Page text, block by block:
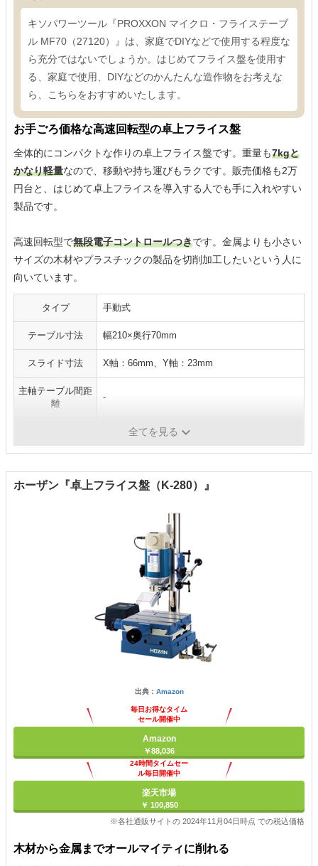
キソパワーツール『PROXXON マイクロ・フライステーブ
ル MF70（27120）』は、家庭でDIYなどで使用する程度な
ら充分ではないでしょうか。はじめてフライス盤を使用す
る、家庭で使用、DIYなどのかんたんな造作物をお考えな
ら、こちらをおすすめいたします。
お手ごろ価格な高速回転型の卓上フライス盤
全体的にコンパクトな作りの卓上フライス盤です。重量も7kgと
かなり軽量なので、移動や持ち運びもラクです。販売価格も2万
円台と、はじめて卓上フライスを導入する人でも手に入れやすい
製品です。
高速回転型で無段電子コントロールつきです。金属よりも小さい
サイズの木材やプラスチックの製品を切削加工したいという人に
向いています。
タイプ 手動式
テーブル寸法 幅210×奥行70mm
スライド寸法 X軸：66mm、Y軸：23mm
主軸テーブル間距
離
-
全てを見る
ホーザン『卓上フライス盤（K-280）』
出典： Amazon
毎日お得なタイム
セール開催中
Amazon
￥88,036
24時間タイムセー
ル毎日開催中
楽天市場
￥ 100,850
※各社通販サイトの 2024年11月04日時点 での税込価格
木材から金属までオールマイティに削れる